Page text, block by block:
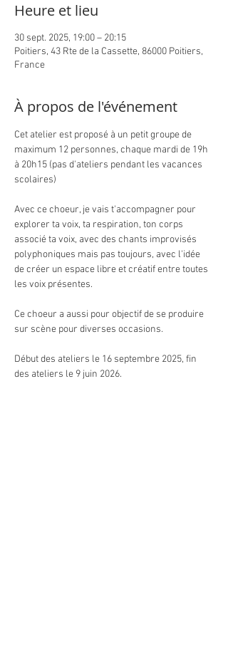
Heure et lieu
30 sept. 2025, 19:00 – 20:15
Poitiers, 43 Rte de la Cassette, 86000 Poitiers,
France
À propos de l'événement
Cet atelier est proposé à un petit groupe de
maximum 12 personnes, chaque mardi de 19h
à 20h15 (pas d'ateliers pendant les vacances
scolaires)
Avec ce choeur, je vais t'accompagner pour
explorer ta voix, ta respiration, ton corps
associé ta voix, avec des chants improvisés
polyphoniques mais pas toujours, avec l'idée
de créer un espace libre et créatif entre toutes
les voix présentes.
Ce choeur a aussi pour objectif de se produire
sur scène pour diverses occasions.
Début des ateliers le 16 septembre 2025, fin
des ateliers le 9 juin 2026.